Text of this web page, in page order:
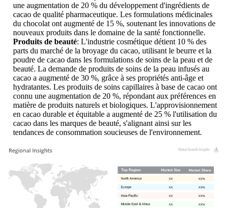
une augmentation de 20 % du développement d'ingrédients de
cacao de qualité pharmaceutique. Les formulations médicinales
du chocolat ont augmenté de 15 %, soutenant les innovations de
nouveaux produits dans le domaine de la santé fonctionnelle.
Produits de beauté: L'industrie cosmétique détient 10 % des
parts du marché de la broyage du cacao, utilisant le beurre et la
poudre de cacao dans les formulations de soins de la peau et de
beauté. La demande de produits de soins de la peau infusés au
cacao a augmenté de 30 %, grâce à ses propriétés anti-âge et
hydratantes. Les produits de soins capillaires à base de cacao ont
connu une augmentation de 20 %, répondant aux préférences en
matière de produits naturels et biologiques. L'approvisionnement
en cacao durable et équitable a augmenté de 25 % l'utilisation du
cacao dans les marques de beauté, s'alignant ainsi sur les
tendances de consommation soucieuses de l'environnement.
XX%
XX
XX%
XX
XX%
XX
XX%
XX